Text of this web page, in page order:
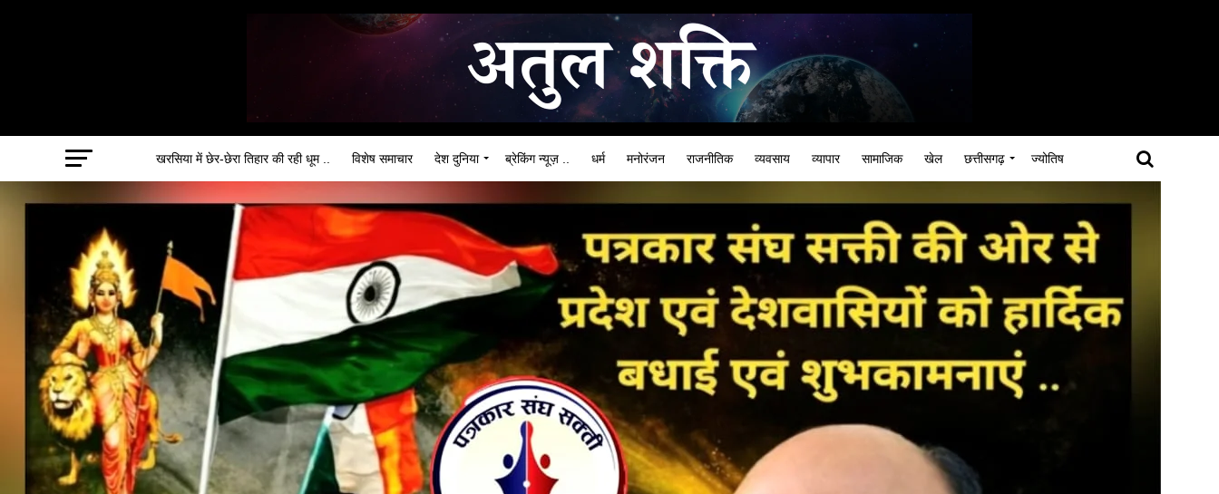
खरसिया में छेर-छेरा तिहार की रही धूम .. विशेष समाचार देश दुनिया ब्रेकिंग न्यूज़ .. धर्म मनोरंजन राजनीतिक व्यवसाय व्यापार सामाजिक खेल छत्तीसगढ़ ज्योतिष